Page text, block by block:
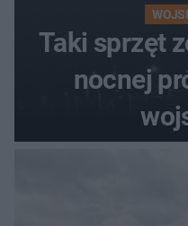
Taki sprzęt
nocnej